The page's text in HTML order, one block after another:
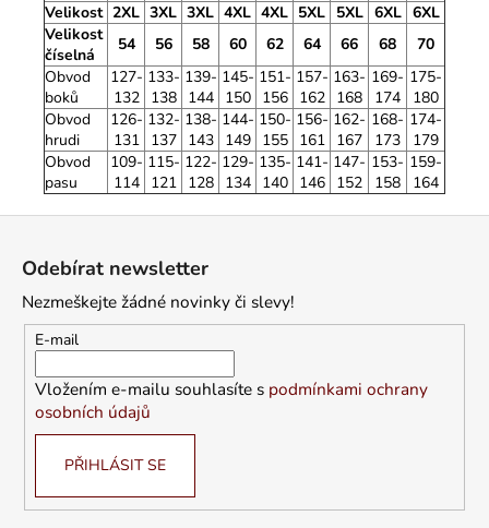
Velikost 2XL 3XL 3XL 4XL 4XL 5XL 5XL 6XL 6XL
Velikost
číselná
54 56 58 60 62 64 66 68
70
Obvod
boků
127-
132
133-
138
139-
144
145-
150
151-
156
157-
162
163-
168
169-
174
175-
180
Obvod
hrudi
126-
131
132-
137
138-
143
144-
149
150-
155
156-
161
162-
167
168-
173
174-
179
Obvod
pasu
109-
114
115-
121
122-
128
129-
134
135-
140
141-
146
147-
152
153-
158
159-
164
Odebírat newsletter
Nezmeškejte žádné novinky či slevy!
E-mail
Vložením e-mailu souhlasíte s podmínkami ochrany
osobních údajů
PŘIHLÁSIT SE